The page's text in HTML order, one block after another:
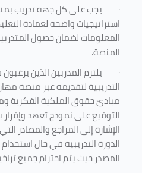
· يجب على كل جهة تدريب
استراتيجيات واضحة لعمادة
المعلومات لضمان حصول
المنصة.
· يلتزم المدربين الذين
التدريبية لتقديمه عبر منصة
مبادئ حقوق الملكية الفكرية
التوقيع على نموذج تعهد
الإشارة إلى المراجع والمصادر
الدورة التدريبية في حال
المصدر حيث يتم احترام جميع